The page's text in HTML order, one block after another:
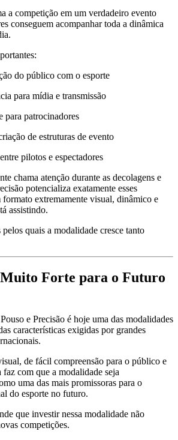
a competição em um verdadeiro evento
conseguem acompanhar toda a dinâmica
do público com o esporte
para mídia e transmissão
para patrocinadores
de estruturas de evento
pilotos e espectadores
chama atenção durante as decolagens e
potencializa exatamente esses
extremamente visual, dinâmico e
assistindo.
quais a modalidade cresce tanto
Forte para o Futuro
e Precisão é hoje uma das modalidades
características exigidas por grandes
de fácil compreensão para o público e
com que a modalidade seja
uma das mais promissoras para o
do esporte no futuro.
que investir nessa modalidade não
competições.